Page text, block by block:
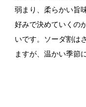
弱まり、柔らかい旨
好みで決めていくの
いです。ソーダ割は
ますが、温かい季節